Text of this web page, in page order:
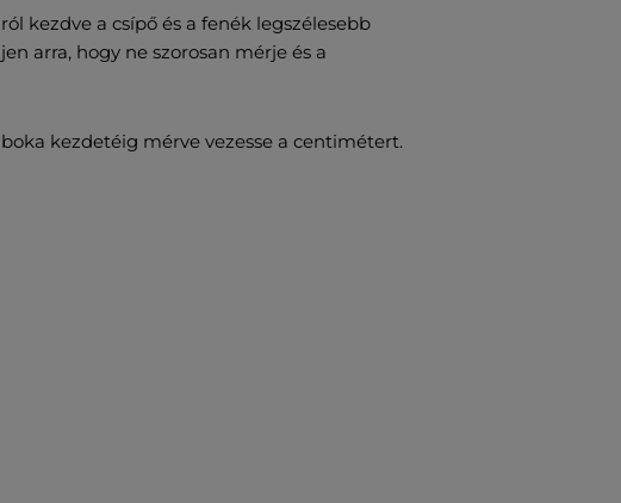
kezdve a csípő és a fenék legszélesebb
arra, hogy ne szorosan mérje és a
kezdetéig mérve vezesse a centimétert.